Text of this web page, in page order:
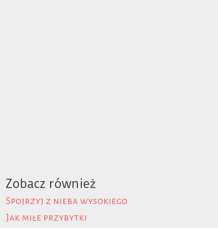
Zobacz również
Spojrzyj z nieba wysokiego
Jak miłe przybytki